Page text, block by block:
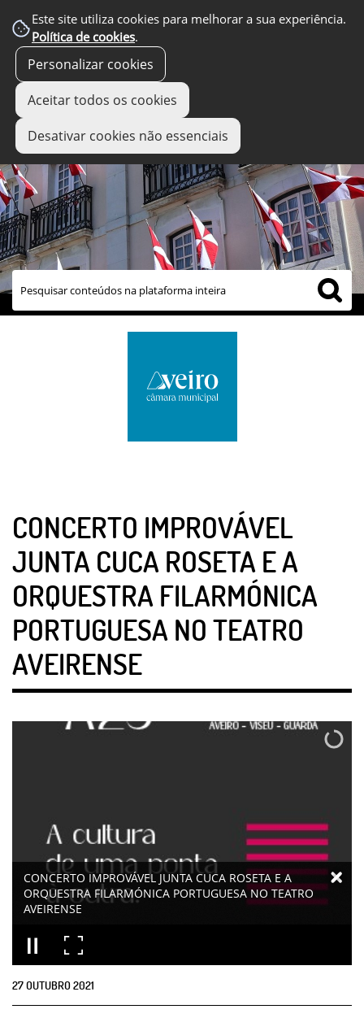
Este site utiliza cookies para melhorar a sua experiência.
Política de cookies.
Personalizar cookies
Aceitar todos os cookies
Desativar cookies não essenciais
links úteis
CONCERTO IMPROVÁVEL
JUNTA CUCA ROSETA E A
ORQUESTRA FILARMÓNICA
PORTUGUESA NO TEATRO
AVEIRENSE
CONCERTO IMPROVÁVEL JUNTA CUCA ROSETA E A
ORQUESTRA FILARMÓNICA PORTUGUESA NO TEATRO
AVEIRENSE
27OUTUBRO2021